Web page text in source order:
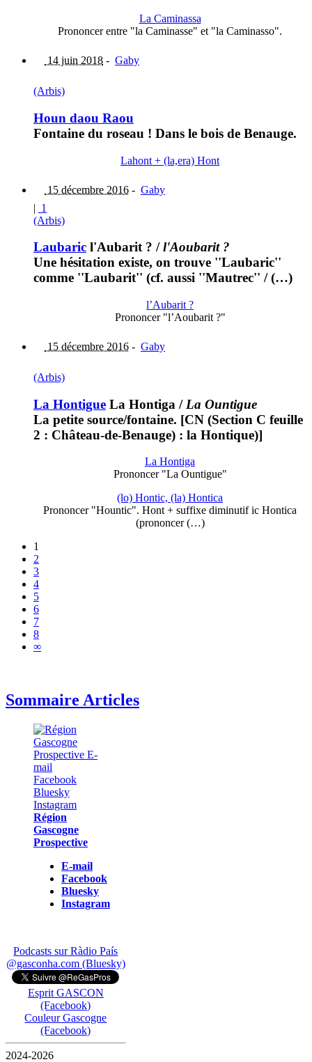
La Caminassa
Prononcer entre "la Caminasse" et "la Caminasso".
14 juin 2018 - Gaby
(Arbis)
Houn daou Raou
Fontaine du roseau ! Dans le bois de Benauge.
Lahont + (la,era) Hont
15 décembre 2016 - Gaby
| 1
(Arbis)
Laubaric l'Aubarit ? /l'Aoubarit ?
Une hésitation existe, on trouve ''Laubaric''
comme ''Laubarit'' (cf. aussi ''Mautrec'' / (…)
l’Aubarit ?
Prononcer "l’Aoubarit ?"
15 décembre 2016 - Gaby
(Arbis)
La Hontigue La Hontiga / La Ountigue
La petite source/fontaine. [CN (Section C feuille
2 : Château-de-Benauge) : la Hontique)]
La Hontiga
Prononcer "La Ountigue"
(lo) Hontic, (la) Hontica
Prononcer "Hountic". Hont + suffixe diminutif ic Hontica
(prononcer (…)
1
2
3
4
5
6
7
8
∞
Sommaire Articles
Région
Gascogne
Prospective
E-mail
Facebook
Bluesky
Instagram
Podcasts sur Ràdio País
@gasconha.com (Bluesky)
Esprit GASCON
(Facebook)
Couleur Gascogne
(Facebook)
2024-2026